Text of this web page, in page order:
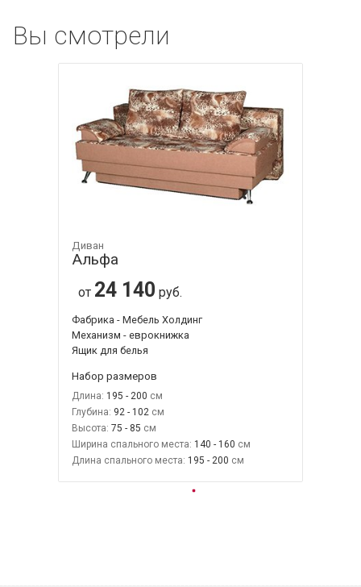
Вы смотрели
Диван
Альфа
от 24 140 руб.
Фабрика - Мебель Холдинг
Механизм - еврокнижка
Ящик для белья
Набор размеров
Длина: 195 - 200
Глубина: 92 - 102
Высота: 75 - 85
Ширина спального места: 140 - 160
Длина спального места: 195 - 200